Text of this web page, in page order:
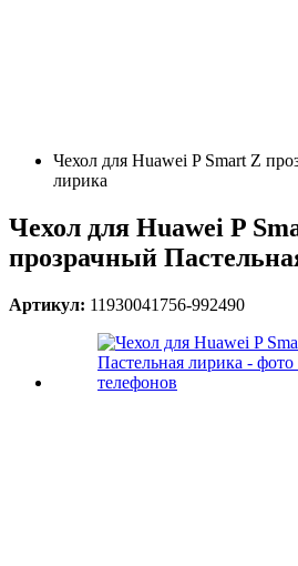
Чехол для Huawei P Smart Z
лирика
Чехол для Huawei P
прозрачный
Артикул: 11930041756-992490